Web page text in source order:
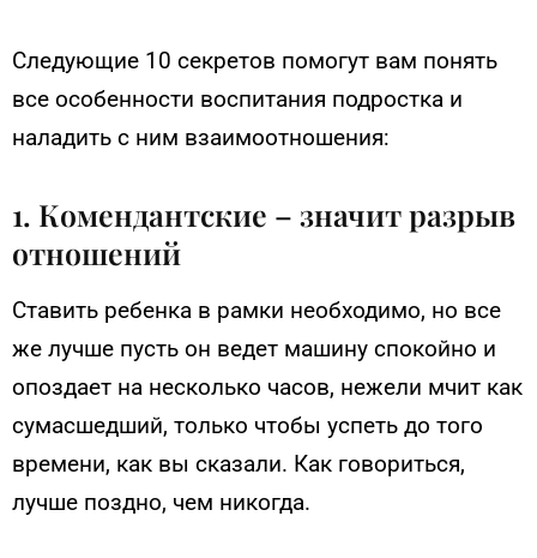
Следующие 10 секретов помогут вам понять
все особенности воспитания подростка и
наладить с ним взаимоотношения:
1. Комендантские – значит разрыв
отношений
Ставить ребенка в рамки необходимо, но все
же лучше пусть он ведет машину спокойно и
опоздает на несколько часов, нежели мчит как
сумасшедший, только чтобы успеть до того
времени, как вы сказали. Как говориться,
лучше поздно, чем никогда.